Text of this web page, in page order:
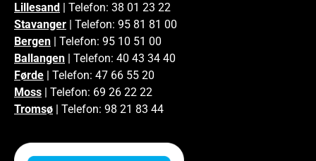
Lillesand
| Telefon: 38 01 23 22
Stavanger | Telefon: 95 81 81 00
Bergen | Telefon: 95 10 51 00
Ballangen | Telefon: 40 43 34 40
Førde | Telefon: 47 66 55 20
Moss | Telefon: 69 26 22 22
Tromsø | Telefon: 98 21 83 44